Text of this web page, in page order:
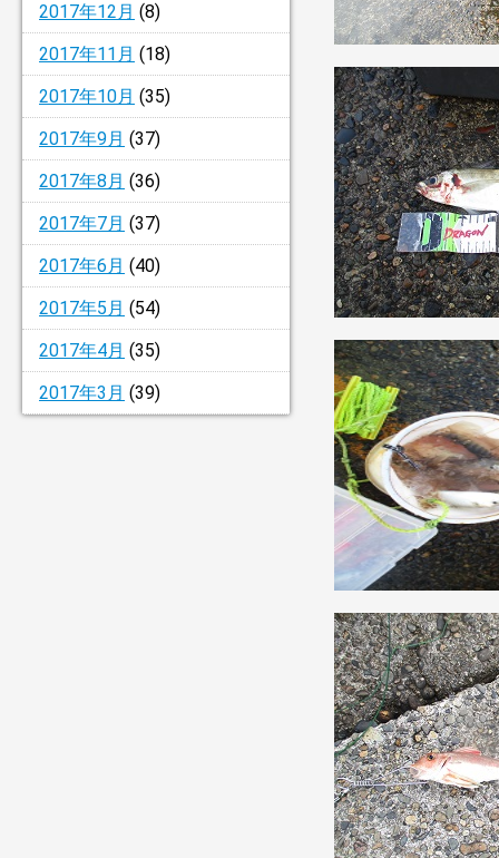
2017年12月 (8)
2017年11月 (18)
2017年10月 (35)
2017年9月 (37)
2017年8月 (36)
2017年7月 (37)
2017年6月 (40)
2017年5月 (54)
2017年4月 (35)
2017年3月 (39)